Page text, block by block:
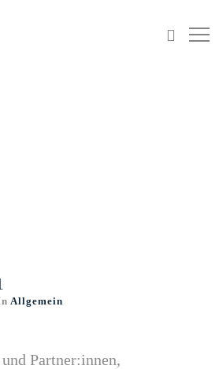
Allgemein
Partner:innen,